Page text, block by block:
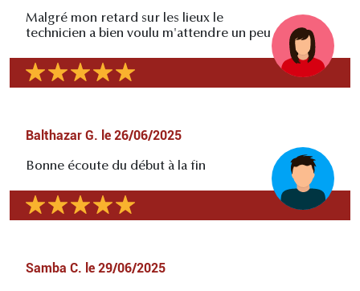
Malgré mon retard sur les lieux le
technicien a bien voulu m'attendre un peu
Balthazar G. le 26/06/2025
Bonne écoute du début à la fin
Samba C. le 29/06/2025